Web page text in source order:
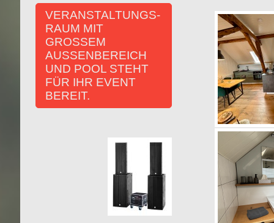
VERANSTALTUNGS-
RAUM MIT
GROSSEM
AUSSENBEREICH
UND POOL STEHT
FÜR IHR EVENT
BEREIT.